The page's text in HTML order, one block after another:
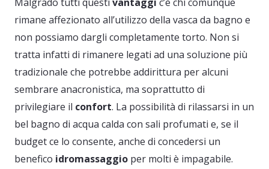
Malgrado tutti questi vantaggi c’è chi comunque
rimane affezionato all’utilizzo della vasca da bagno e
non possiamo dargli completamente torto. Non si
tratta infatti di rimanere legati ad una soluzione più
tradizionale che potrebbe addirittura per alcuni
sembrare anacronistica, ma soprattutto di
privilegiare il confort. La possibilità di rilassarsi in un
bel bagno di acqua calda con sali profumati e, se il
budget ce lo consente, anche di concedersi un
benefico idromassaggio per molti è impagabile.